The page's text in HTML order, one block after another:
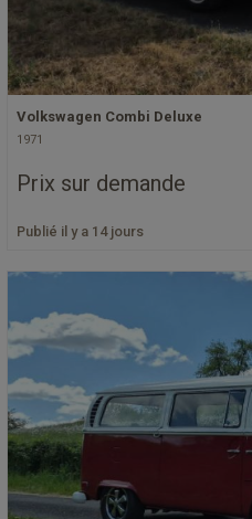
Volkswagen Combi Deluxe
1971
Prix sur demande
Publié il y a 14 jours